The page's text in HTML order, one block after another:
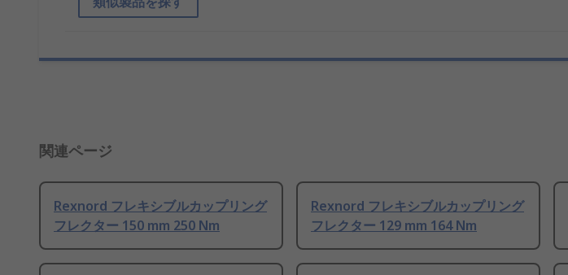
関連ページ
Rexnord フレキシブルカップリング
フレクター 150 mm 250 Nm
Rexnord フレキシブルカップリング
フレクター 129 mm 164 Nm